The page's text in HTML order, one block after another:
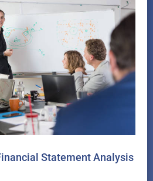
Statement Analysis